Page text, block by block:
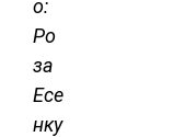
о:
Ро
за
Есе
нку